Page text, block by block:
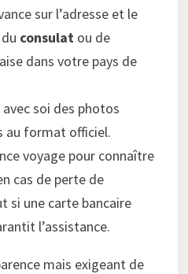
sur l’adresse et le
consulat ou de
dans votre pays de
soi des photos
au format officiel.
voyage pour connaître
cas de perte de
si une carte bancaire
l’assistance.
mais exigeant de